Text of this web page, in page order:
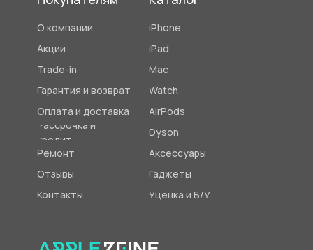
О компании
Акции
Trade-in
Гарантия и возврат
Оплата и доставка
Рассрочка и
кредит
Ремонт
Отзывы
Контакты
iPhone
iPad
Mac
Watch
AirPods
Аксессуары
Гаджеты
Уценка и Б/У
Dyson